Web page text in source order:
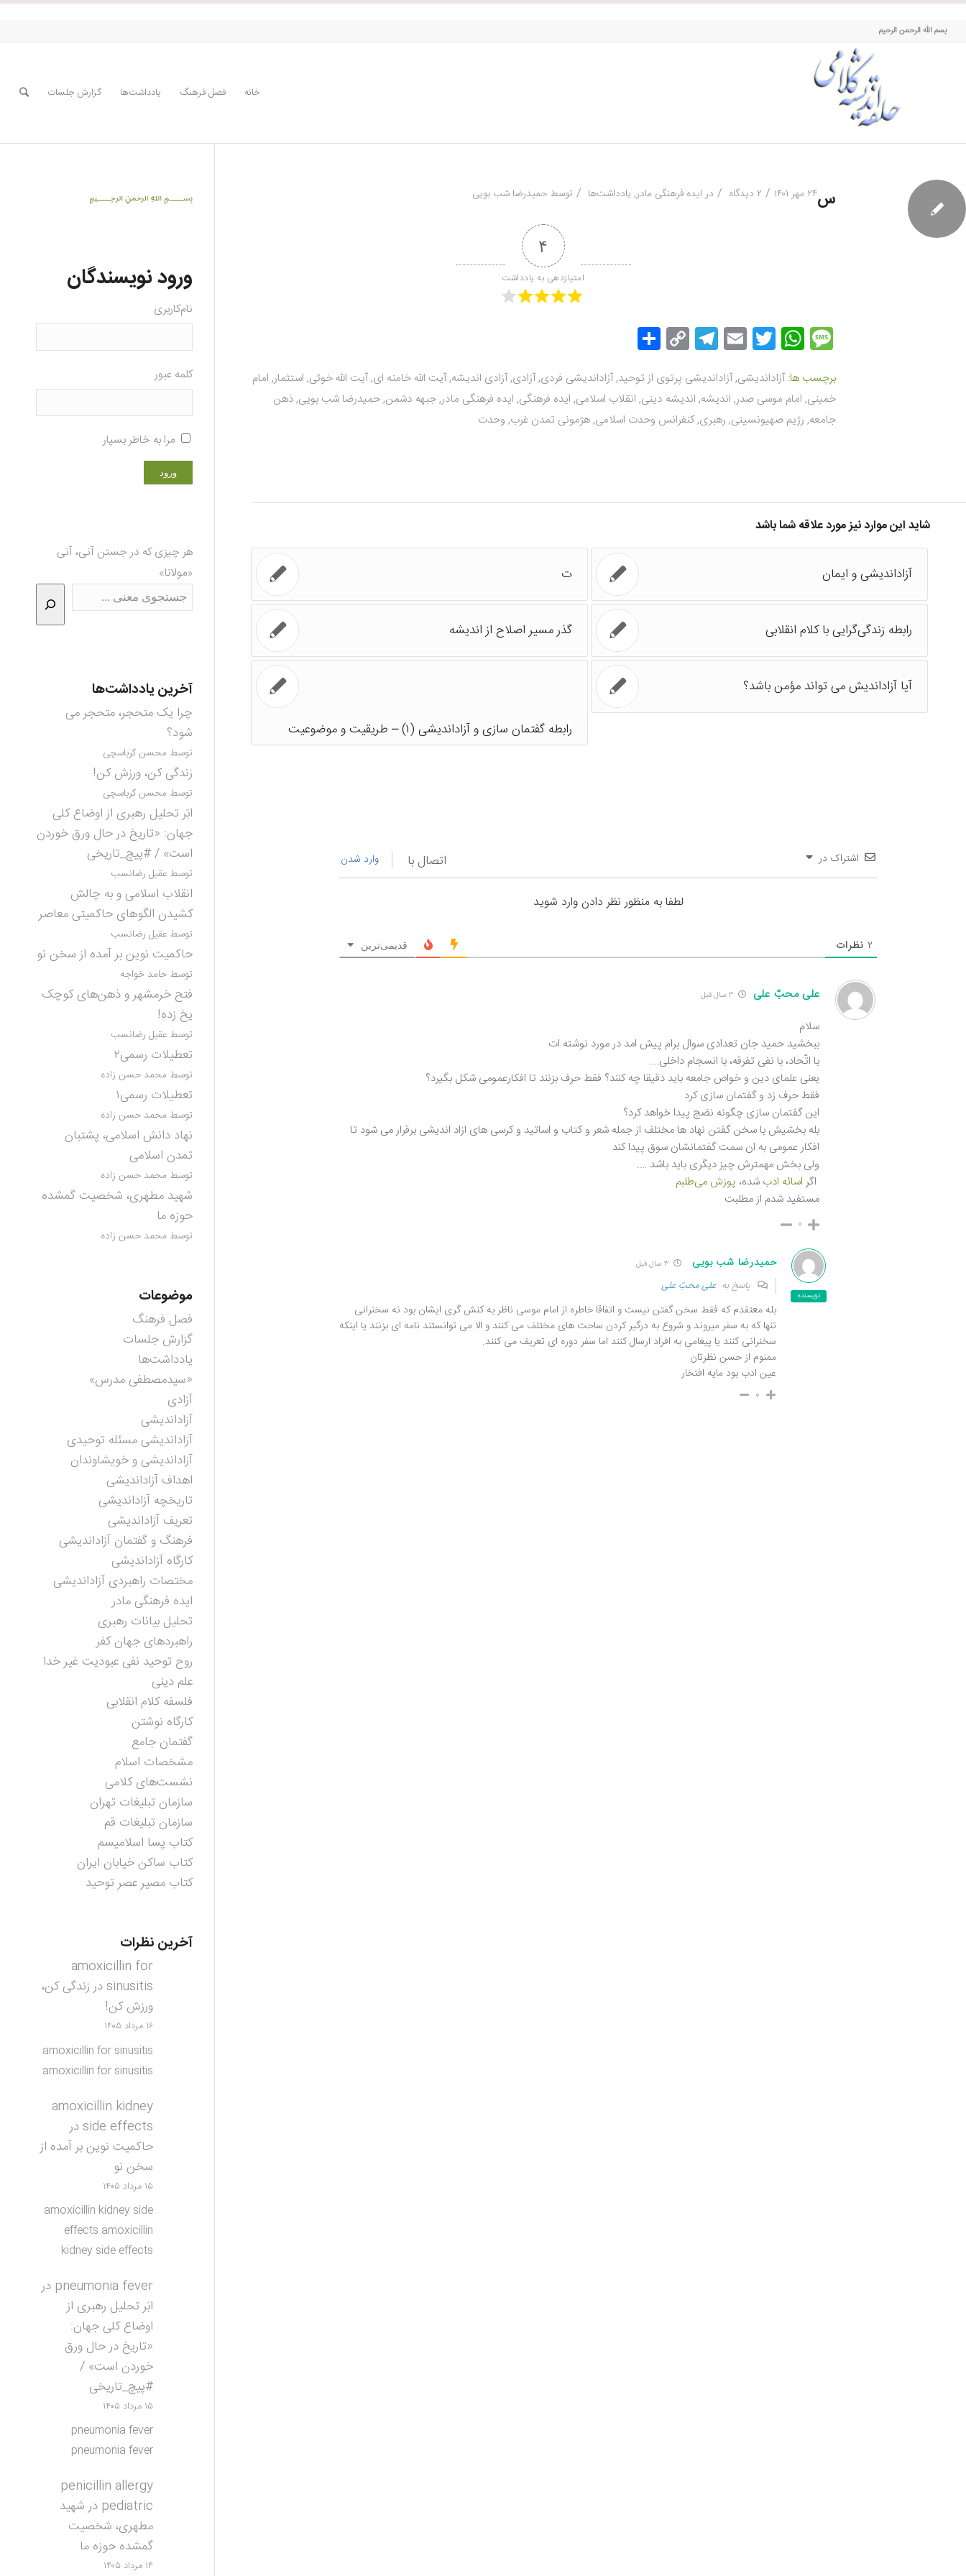
حلقه اندیشه کلامی
بسم الله الرحمن الرحیم
خانه فصل فرهنگ یادداشت‌ها گزارش جلسات
س۲۴ مهر ۱۴۰۱ / ۲ دیدگاه / در ایده فرهنگی مادر, یادداشت‌ها / توسط حمیدرضا شب بویی
۴
امتیازدهی به یادداشت
Message
WhatsApp
Twitter
Email
Telegram
Copy
Link برچسب ها: آزاداندیشی,آزاداندیشی پرتوی از توحید,آزاداندیشی فردی,آزادی,آزادی اندیشه,آیت الله خامنه ای,آیت الله خوئی, استثمار, امام
خمینی, امام موسی صدر, اندیشه, اندیشه دینی, انقلاب اسلامی, ایده فرهنگی, ایده فرهنگی مادر,جبهه دشمن,حمیدرضا شب بویی,ذهن
جامعه, رژیم صهیونسیتی, رهبری,کنفرانس وحدت اسلامی,هژمونی تمدن غرب, وحدت
شاید این موارد نیز مورد علاقه شما باشد
ت آزاداندیشی و ایمان
گذر مسیر اصلاح از اندیشه رابطه زندگی‌گرایی با کلام انقلابی
رابطه گفتمان سازی و آزاداندیشی (۱) – طریقیت و موضوعیت
آیا آزاداندیش می تواند مؤمن باشد؟
اشتراک در اتصال با وارد شدن
لطفا به منظور نظر دادن وارد شوید
۲ نظرات قدیمی‌ترین
علی محبّ علی ۳ سال قبل
سلام
ببخشید حمید جان تعدادی سوال برام پیش امد در مورد نوشته ات
با اتّحاد، با نفی تفرقه، با انسجام داخلی….
یعنی علمای دین و خواص جامعه باید دقیقا چه کنند؟ فقط حرف بزنند تا افکارعمومی شکل بگیرد؟
فقط حرف زد و گفتمان سازی کرد
این گفتمان سازی چگونه نضج پیدا خواهد کرد؟
بله بخشیش با سخن گفتن نهاد ها مختلف از جمله شعر و کتاب و اساتید و کرسی های ازاد اندیشی برقرار می شود تا
افکار عمومی به ان سمت گفتمانشان سوق پیدا کند
ولی بخش مهمترش چیز دیگری باید باشد ….
اگر اسائه ادب شده، پوزش می‌طلبم
مستفید شدم از مطلبت
۰
نویسنده
حمیدرضا شب بویی ۳ سال قبل
پاسخ بهعلی محبّ علی
بله معتقدم که فقط سخن گفتن نیست و اتفاقا خاطره از امام موسی ناظر به کنش گری ایشان بود نه سخنرانی
تنها که به سفر میروند و شروع به درگیر کردن ساحت های مختلف می کنند و الا می توانستند نامه ای بزنند یا اینکه
سخنرانی کنند یا پیغامی به افراد ارسال کنند اما سفر دوره ای تعریف می کنند.
ممنوم از حسن نظرتان
عین ادب بود مایه افتخار
۰
﷽
ورود نویسندگان
نام‌کاربری
کلمه عبور
مرا به خاطر بسپار
هر چیزی که در جستن آنی، آنی
«مولانا»
آخرین یادداشت‌ها
چرا یک متحجر، متحجر می
شود؟
توسط محسن کرباسچی
زندگی کن، ورزش کن!
توسط محسن کرباسچی
ابَر تحلیل رهبری از اوضاع کلی
جهان: «تاریخ در حال ورق خوردن
است» / #پیچ_تاریخی
توسط عقیل رضانسب
انقلاب اسلامی و به چالش
کشیدن الگوهای حاکمیتی معاصر
توسط عقیل رضانسب
حاکمیت نوین بر آمده از سخن نو
توسط حامد خواجه
فتح خرمشهر و ذهن‌های کوچک
یخ زده!
توسط عقیل رضانسب
تعطیلات رسمی۲
توسط محمد حسن زاده
تعطیلات رسمی۱
توسط محمد حسن زاده
نهاد دانش اسلامی، پشتبان
تمدن اسلامی
توسط محمد حسن زاده
شهید مطهری، شخصیت گمشده
حوزه ما
توسط محمد حسن زاده
موضوعات
فصل فرهنگ
گزارش جلسات
یادداشت‌ها
«سیدمصطفی مدرس»
آزادی
آزاداندیشی
آزاداندیشی مسئله توحیدی
آزاداندیشی و خویشاوندان
اهداف آزاداندیشی
تاریخچه آزاداندیشی
تعریف آزاداندیشی
فرهنگ و گفتمان آزاداندیشی
کارگاه آزاداندیشی
مختصات راهبردی آزاداندیشی
ایده فرهنگی مادر
تحلیل بیانات رهبری
راهبردهای جهان کفر
روح توحید نفی عبودیت غیر خدا
علم دینی
فلسفه کلام انقلابی
کارگاه نوشتن
گفتمان جامع
مشخصات اسلام
نشست‌های کلامی
سازمان تبلیغات تهران
سازمان تبلیغات قم
کتاب پسا اسلامیسم
کتاب ساکن خیابان ایران
کتاب مصیر عصر توحید
آخرین نظرات
amoxicillin for
sinusitis درزندگی کن،
ورزش کن!
۱۶ مرداد ۱۴۰۵
amoxicillin for sinusitis
amoxicillin for sinusitis
amoxicillin kidney
side effects در
حاکمیت نوین بر آمده از
سخن نو
۱۵ مرداد ۱۴۰۵
amoxicillin kidney side
effects amoxicillin
kidney side effects
pneumonia fever در
ابَر تحلیل رهبری از
اوضاع کلی جهان:
«تاریخ در حال ورق
خوردن است» /
#پیچ_تاریخی
۱۵ مرداد ۱۴۰۵
pneumonia fever
pneumonia fever
penicillin allergy
pediatric درشهید
مطهری، شخصیت
گمشده حوزه ما
۱۴ مرداد ۱۴۰۵